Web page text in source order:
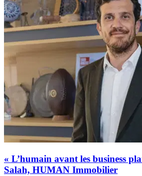
« L’humain avant les business
Salah, HUMAN Immobilier